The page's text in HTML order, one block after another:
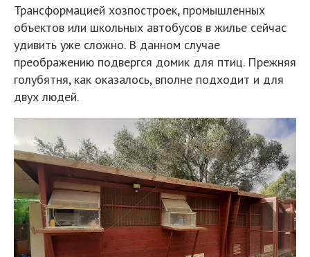
Трансформацией хозпостроек, промышленных
объектов или школьных автобусов в жилье сейчас
удивить уже сложно. В данном случае
преображению подвергся домик для птиц. Прежняя
голубятня, как оказалось, вполне подходит и для
двух людей.